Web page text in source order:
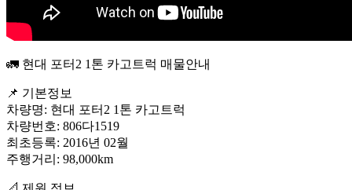
🚛 현대 포터2 1톤 카고트럭 매물안내
📌 기본정보
차량명: 현대 포터2 1톤 카고트럭
차량번호: 806다1519
최초등록: 2016년 02월
주행거리: 98,000km